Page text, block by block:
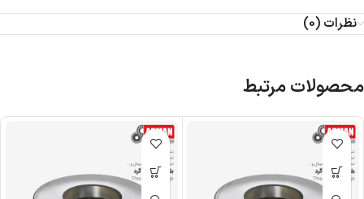
نظرات (0)
محصولات مرتبط